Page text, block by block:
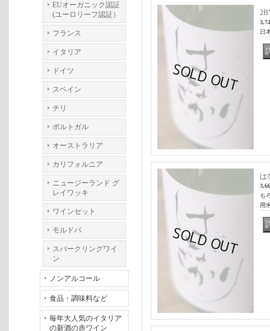
EUオーガニック認証
(ユーロリーフ認証）
フランス
イタリア
ドイツ
スペイン
チリ
ポルトガル
オーストラリア
カリフォルニア
ニュージーランド グ
レイワッキ
ワインセット
モルドバ
スパークリングワイ
ン
ノンアルコール
食品・調味料など
毎年大人気のイタリア
の新酒の赤ワイン
日
は
も
用